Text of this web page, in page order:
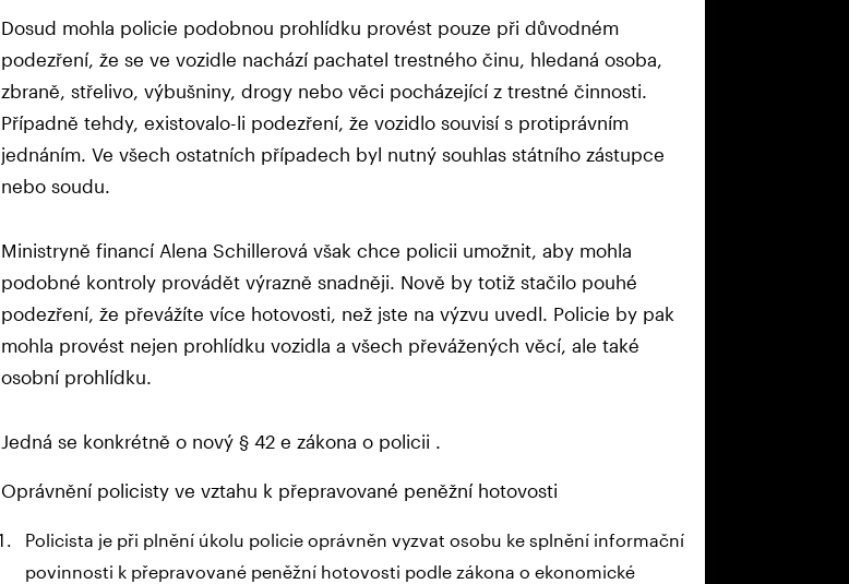
Dosud mohla policie podobnou prohlídku provést pouze při důvodném
podezření, že se ve vozidle nachází pachatel trestného činu, hledaná osoba,
zbraně, střelivo, výbušniny, drogy nebo věci pocházející z trestné činnosti.
Případně tehdy, existovalo-li podezření, že vozidlo souvisí s protiprávním
jednáním. Ve všech ostatních případech byl nutný souhlas státního zástupce
nebo soudu.
Ministryně financí Alena Schillerová však chce policii umožnit, aby mohla
podobné kontroly provádět výrazně snadněji. Nově by totiž stačilo pouhé
podezření, že převážíte více hotovosti, než jste na výzvu uvedl. Policie by pak
mohla provést nejen prohlídku vozidla a všech převážených věcí, ale také
osobní prohlídku.
Jedná se konkrétně o nový § 42 e zákona o policii .
Oprávnění policisty ve vztahu k přepravované peněžní hotovosti
Policista je při plnění úkolu policie oprávněn vyzvat osobu ke splnění informační
povinnosti k přepravované peněžní hotovosti podle zákona o ekonomické